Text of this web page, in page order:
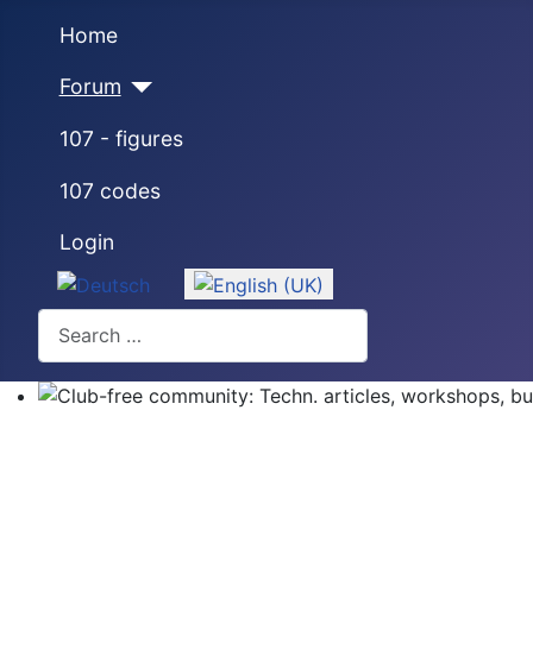
Home
Forum
107 - figures
107 codes
Login
Select your language
Search